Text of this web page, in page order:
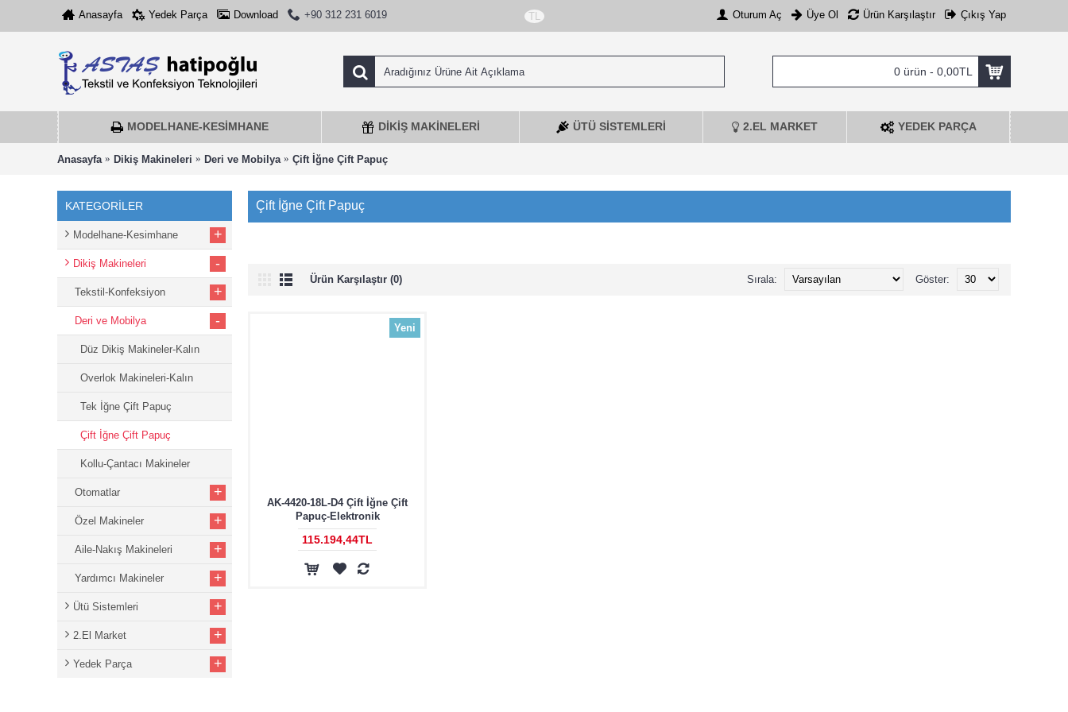
Anasayfa Yedek Parça Download +90 312 231 6019 TL Oturum Aç Üye Ol Ürün Karşılaştır Çıkış Yap
0 ürün - 0,00TL
MODELHANE-KESIMHANE DIKIŞ MAKINELERI ÜTÜ SISTEMLERI 2.EL MARKET YEDEK PARÇA
Anasayfa Dikiş Makineleri Deri ve Mobilya Çift İğne Çift Papuç
KATEGORİLER
Modelhane-Kesimhane +
Dikiş Makineleri -
Tekstil-Konfeksiyon +
Deri ve Mobilya -
Düz Dikiş Makineler-Kalın
Overlok Makineleri-Kalın
Tek İğne Çift Papuç
Çift İğne Çift Papuç
Kollu-Çantacı Makineler
Otomatlar +
Özel Makineler +
Aile-Nakış Makineleri +
Yardımcı Makineler +
Ütü Sistemleri +
2.El Market +
Yedek Parça +
Çift İğne Çift Papuç
Ürün Karşılaştır (0) Göster:
Sırala:
Yeni
AK-4420-18L-D4 Çift İğne Çift
Papuç-Elektronik
115.194,44TL